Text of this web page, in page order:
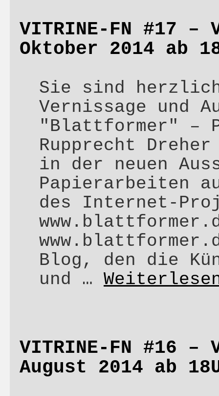
VITRINE-FN #17 –
Oktober 2014 ab
Sie sind
Vernissage und
"Blattformer" –
Rupprecht
in der neuen
Papierarbeiten
des Internet-
Blog, den die
und …
VITRINE-FN #16 –
August 2014 ab